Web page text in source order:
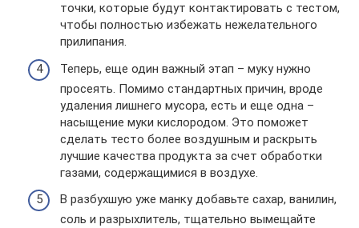
точки, которые будут контактировать с тестом,
чтобы полностью избежать нежелательного
прилипания.
Теперь, еще один важный этап – муку нужно
просеять. Помимо стандартных причин, вроде
удаления лишнего мусора, есть и еще одна –
насыщение муки кислородом. Это поможет
сделать тесто более воздушным и раскрыть
лучшие качества продукта за счет обработки
газами, содержащимися в воздухе.
В разбухшую уже манку добавьте сахар, ванилин,
соль и разрыхлитель, тщательно вымещайте